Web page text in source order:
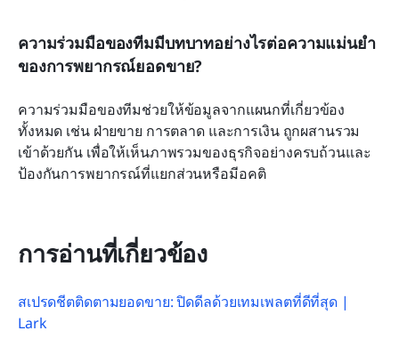
ความร่วมมือของทีมมีบทบาทอย่างไรต่อความแม่นยำ
ของการพยากรณ์ยอดขาย?
ความร่วมมือของทีมช่วยให้ข้อมูลจากแผนกที่เกี่ยวข้อง
ทั้งหมด เช่น ฝ่ายขาย การตลาด และการเงิน ถูกผสานรวม
เข้าด้วยกัน เพื่อให้เห็นภาพรวมของธุรกิจอย่างครบถ้วนและ
ป้องกันการพยากรณ์ที่แยกส่วนหรือมีอคติ
การอ่านที่เกี่ยวข้อง
สเปรดชีตติดตามยอดขาย: ปิดดีลด้วยเทมเพลตที่ดีที่สุด |
Lark